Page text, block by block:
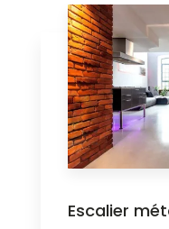
Escalier